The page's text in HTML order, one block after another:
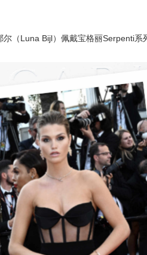
尔（Luna Bijl）佩戴宝格丽Serpenti